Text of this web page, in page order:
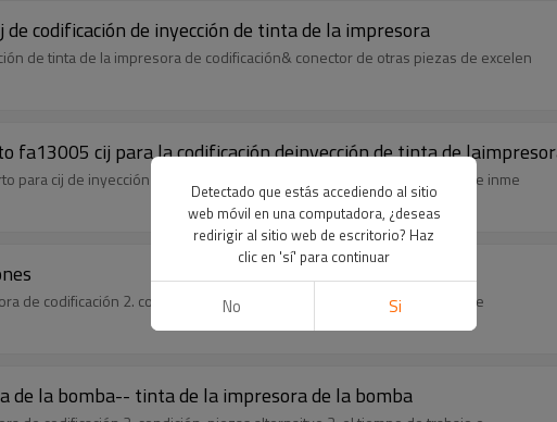
codificación de inyección de tinta de la impresora
de tinta de la impresora de codificación& conector de otras piezas de excelen
fa13005 cij para la codificación deinyección de tinta de
para cij de inyección de tinta de la impresora de codificación del tubo de inme
de codificación 2. condición: piezas alternaitve 3: el tiempo de trabajo e
de la bomba-- tinta de la impresora de la bomba
Detectado que estás accediendo al sitio
web móvil en una computadora, ¿deseas
redirigir al sitio web de escritorio? Haz
clic en 'sí' para continuar
No Si